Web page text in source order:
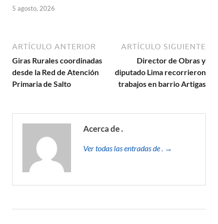
5 agosto, 2026
ARTÍCULO ANTERIOR
Giras Rurales coordinadas
desde la Red de Atención
Primaria de Salto
ARTÍCULO SIGUIENTE
Director de Obras y
diputado Lima recorrieron
trabajos en barrio Artigas
Acerca de .
Ver todas las entradas de . →